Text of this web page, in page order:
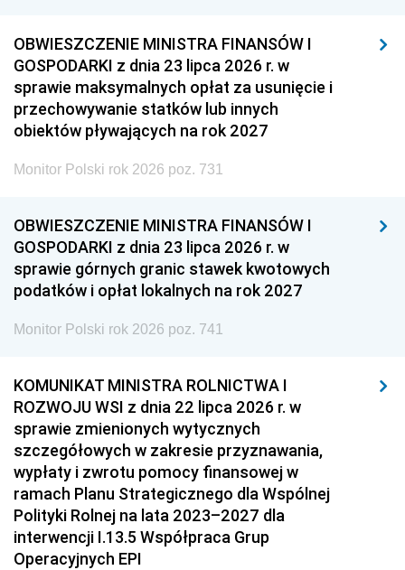
OBWIESZCZENIE MINISTRA FINANSÓW I
GOSPODARKI z dnia 23 lipca 2026 r. w
sprawie maksymalnych opłat za usunięcie i
przechowywanie statków lub innych
obiektów pływających na rok 2027
Monitor Polski rok 2026 poz. 731
OBWIESZCZENIE MINISTRA FINANSÓW I
GOSPODARKI z dnia 23 lipca 2026 r. w
sprawie górnych granic stawek kwotowych
podatków i opłat lokalnych na rok 2027
Monitor Polski rok 2026 poz. 741
KOMUNIKAT MINISTRA ROLNICTWA I
ROZWOJU WSI z dnia 22 lipca 2026 r. w
sprawie zmienionych wytycznych
szczegółowych w zakresie przyznawania,
wypłaty i zwrotu pomocy finansowej w
ramach Planu Strategicznego dla Wspólnej
Polityki Rolnej na lata 2023–2027 dla
interwencji I.13.5 Współpraca Grup
Operacyjnych EPI